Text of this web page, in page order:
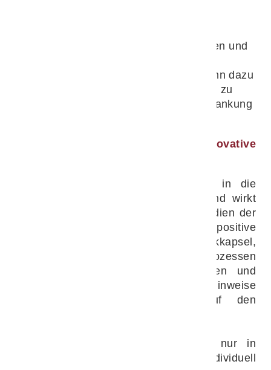
Schmerzen, Bewegungseinschränkungen und
frühzeitige und gezielte Behandlung kann dazu
beitragen, die Gelenkfunktion langfristig zu
erhalten und das Fortschreiten der Erkrankung
Arthramid®Vet – Eine innovative
Das 2,5%ige Polyacrylamidgel wird in die
Gelenkkapsel (Synovium) integriert und wirkt
dadurch gelenksregulativ. Aktuelle Studien der
Colorado State University zeigen positive
Effekte auf die Elastizität der Gelenkkapsel,
die Regulation von Entzündungsprozessen
sowie die Reduktion von Schmerzen und
Lahmheiten. Darüber hinaus gibt es Hinweise
auf einen positiven Einfluss auf den
Vet wird in Deutschland nur in
spezialisierten Kliniken und Praxen individuell